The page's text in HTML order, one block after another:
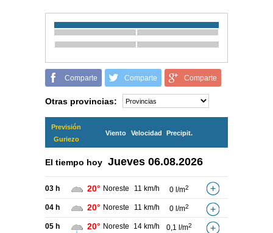
Comparte Comparte Comparte
Otras provincias:
Previsión
Guriezo
Viento Velocidad Precipit.
El tiempo hoy Jueves 06.08.2026
03 h 20° Noreste 11 km/h 0 l/m2
04 h 20° Noreste 11 km/h 0 l/m2
05 h 20° Noreste 14 km/h 0,1 l/m2